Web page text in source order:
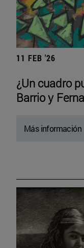
11 FEB '26
¿Un cuadro
Barrio y
Más información